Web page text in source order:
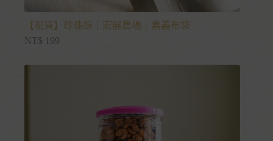
【現貨】珍珠酥｜宏展農場｜嘉義布袋
NT$ 199